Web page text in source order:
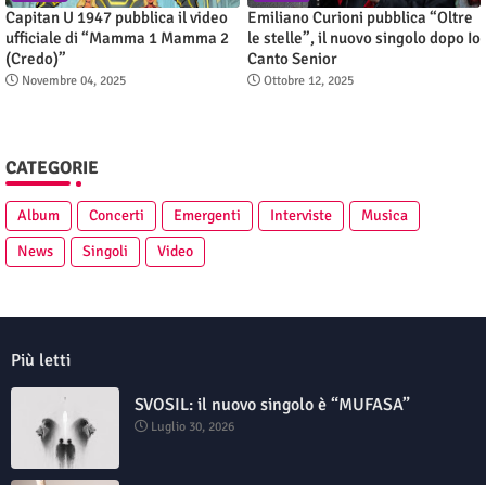
Capitan U 1947 pubblica il video
ufficiale di “Mamma 1 Mamma 2
(Credo)”
Novembre 04, 2025
Emiliano Curioni pubblica “Oltre
le stelle”, il nuovo singolo dopo Io
Canto Senior
Ottobre 12, 2025
CATEGORIE
Album Concerti Emergenti Interviste
Musica
News
Singoli Video
Più letti
SVOSIL: il nuovo singolo è “MUFASA”
Luglio 30, 2026